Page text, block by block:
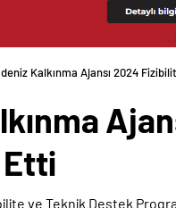
Kalkınma Ajansı 2024
Etti